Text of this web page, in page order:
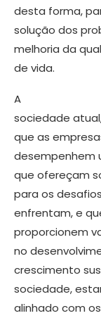
desta forma,
solução dos
melhoria da
de vida.
A
sociedade
que as
desempenhem
que ofereçam
para os
enfrentam, e
proporcionem
no
crescimento
sociedade,
alinhado com os